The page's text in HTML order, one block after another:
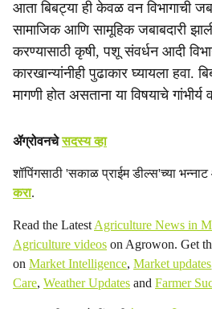
आता बिबट्या ही केवळ वन विभागाची
सामाजिक आणि सामूहिक जबाबदारी
करण्यासाठी कृषी, पशू संवर्धन आदी
कारखान्यांनीही पुढाकार घ्यायला हवा.
मागणी होत असताना या विषयाचे
ॲग्रोवनचेसदस्य व्हा
शॉपिंगसाठी 'सकाळ प्राईम डील्स'च्या
करा.
Read the Latest Agriculture News in
Agriculture videos on Agrowon. Get
on Market Intelligence, Market updates
Care, Weather Updates and Farmer